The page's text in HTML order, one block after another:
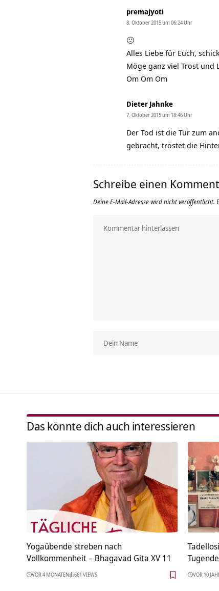
premajyoti
8. Oktober 2015 um 06:24 Uhr
🙁
Alles Liebe für Euch,
Möge ganz viel Trost und
Om Om Om
Dieter Jahnke
7. Oktober 2015 um 18:46 Uhr
Der Tod ist die Tür zum
gebracht, tröstet die
Schreibe einen
Deine E-Mail-Adresse wird nicht veröffentlicht.
Das könnte dich auch interessieren
Yogaübende streben nach
Vollkommenheit – Bhagavad Gita XV 11
VOR 4 MONATEN 661 VIEWS VOR 10